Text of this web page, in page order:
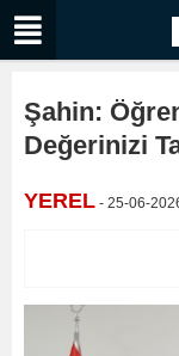
Şahin:
Değerinizi
YEREL - 25-06-